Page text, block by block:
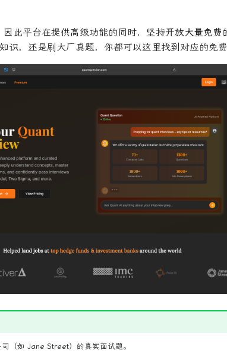
此平台在提供高级功能的同时，坚持开放大量免费
识，还是刷大厂真题，你都可以这里找到对应的免
（如 Jane Street）的真实面试题。